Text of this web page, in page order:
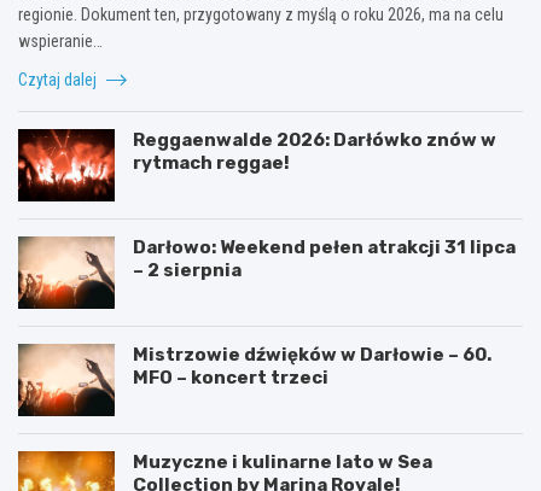
regionie. Dokument ten, przygotowany z myślą o roku 2026, ma na celu
wspieranie…
Czytaj dalej
Reggaenwalde 2026: Darłówko znów w
rytmach reggae!
Darłowo: Weekend pełen atrakcji 31 lipca
– 2 sierpnia
Mistrzowie dźwięków w Darłowie – 60.
MFO – koncert trzeci
Muzyczne i kulinarne lato w Sea
Collection by Marina Royale!